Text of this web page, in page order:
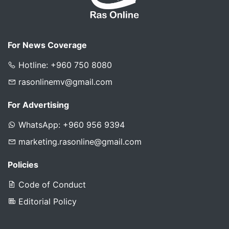
For News Coverage
Hotline: +960 750 8080
rasonlinemv@gmail.com
For Advertising
WhatsApp: +960 956 9394
marketing.rasonline@gmail.com
Policies
Code of Conduct
Editorial Policy